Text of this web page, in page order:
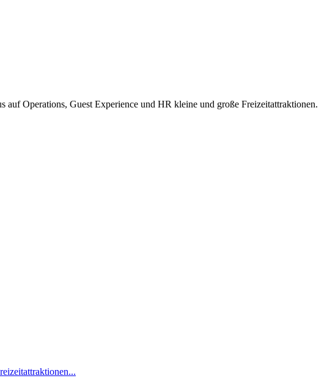
Operations, Guest Experience und HR kleine und große Freizeitattraktionen.